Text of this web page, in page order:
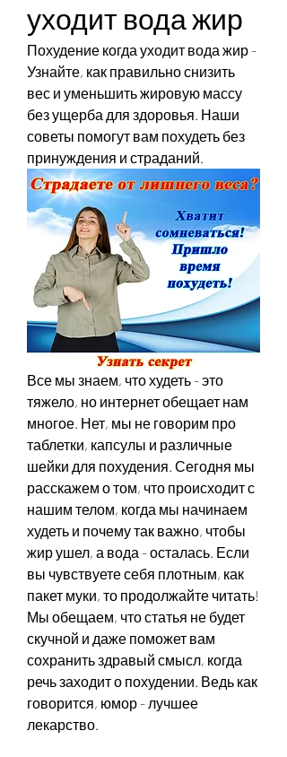
уходит вода жир
Похудение когда уходит вода жир -
Узнайте, как правильно снизить
вес и уменьшить жировую массу
без ущерба для здоровья. Наши
советы помогут вам похудеть без
принуждения и страданий.
Все мы знаем, что худеть - это
тяжело, но интернет обещает нам
многое. Нет, мы не говорим про
таблетки, капсулы и различные
шейки для похудения. Сегодня мы
расскажем о том, что происходит с
нашим телом, когда мы начинаем
худеть и почему так важно, чтобы
жир ушел, а вода - осталась. Если
вы чувствуете себя плотным, как
пакет муки, то продолжайте читать!
Мы обещаем, что статья не будет
скучной и даже поможет вам
сохранить здравый смысл, когда
речь заходит о похудении. Ведь как
говорится, юмор - лучшее
лекарство.